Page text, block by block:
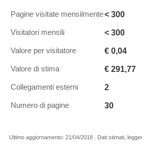
Pagine visitate mensilmente< 300
Visitatori mensili < 300
Valore per visitatore € 0,04
Valore di stima € 291,77
Collegamenti esterni 2
Numero di pagine 30
Ultimo aggiornamento: 21/04/2018 . Dati stimati,